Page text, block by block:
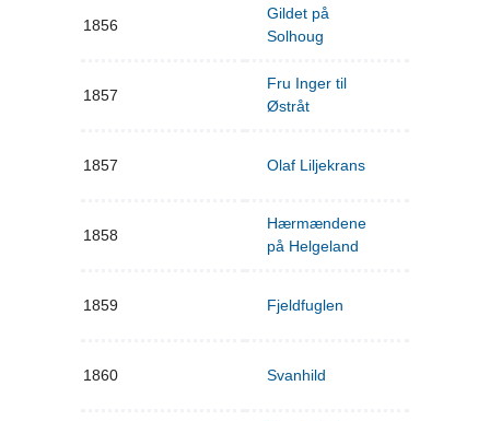
1856
Gildet på
Solhoug
1857
Fru Inger til
Østråt
1857 Olaf Liljekrans
1858
Hærmændene
på Helgeland
1859 Fjeldfuglen
1860 Svanhild